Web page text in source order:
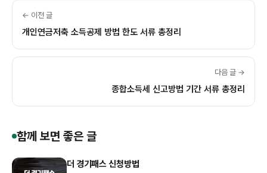
← 이전 글
개인연금저축 소득공제 방법 한도 서류 총정리
다음 글 →
종합소득세 신고방법 기간 서류 총정리
함께 보면 좋은 글
더 경기패스 신청방법